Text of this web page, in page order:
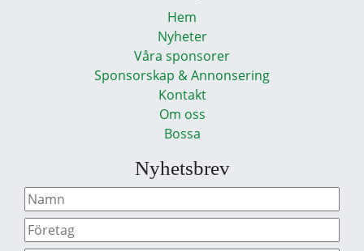
Hem
Nyheter
Våra sponsorer
Sponsorskap & Annonsering
Kontakt
Om oss
Bossa
Nyhetsbrev